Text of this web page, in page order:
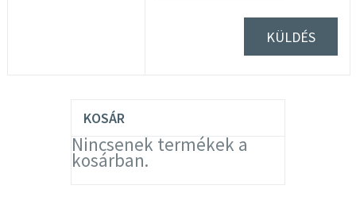
KOSÁR
Nincsenek termékek a
kosárban.